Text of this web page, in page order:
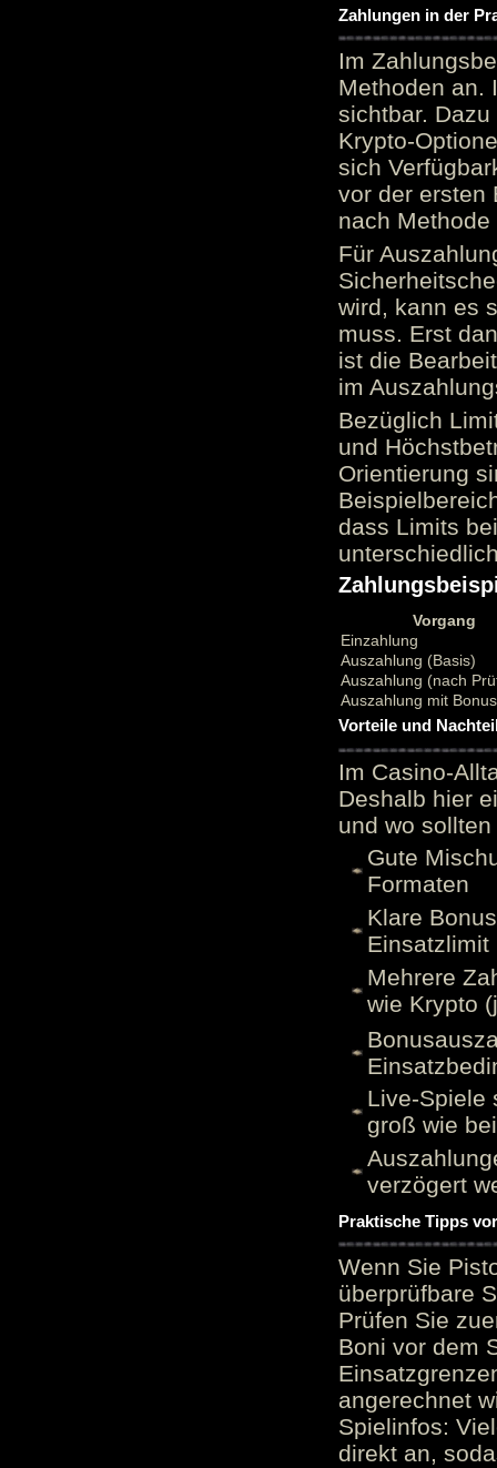
Zahlungen in der
Im
Methoden an.
sichtbar.
Krypto-
sich
vor der ersten
nach
Für
wird, kann es
muss. Erst
ist die
im
Bezüglich
und
Orientierung
dass Limits
Vorgang
Einzahlung
Auszahlung (Basis)
Auszahlung (nach
Auszahlung mit
Vorteile und
Im Casino-
Deshalb hier
und wo
Gute
Formaten
Klare
Einsatzlimit
Mehrere
wie Krypto
Live-Spiele
groß wie
verzögert
Praktische Tipps
Wenn Sie
überprüfbare
Prüfen Sie
Boni vor dem
angerechnet
Spielinfos:
direkt an,